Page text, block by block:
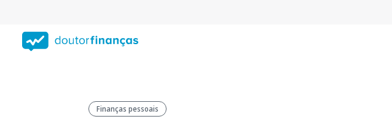
conteúdo
principal
Finanças pessoais